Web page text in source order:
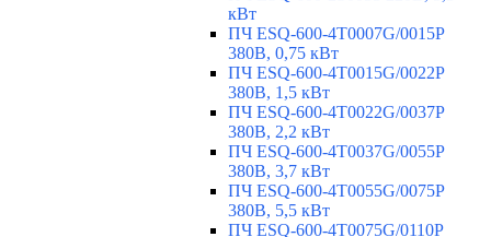
кВт
ПЧ ESQ-600-4T0007G/0015P
380В, 0,75 кВт
ПЧ ESQ-600-4T0015G/0022P
380В, 1,5 кВт
ПЧ ESQ-600-4T0022G/0037P
380В, 2,2 кВт
ПЧ ESQ-600-4T0037G/0055P
380В, 3,7 кВт
ПЧ ESQ-600-4T0055G/0075P
380В, 5,5 кВт
ПЧ ESQ-600-4T0075G/0110P